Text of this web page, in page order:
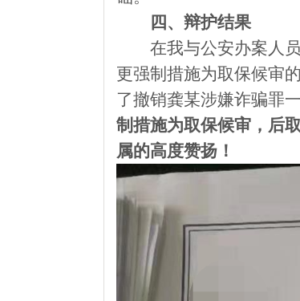
四、辩护结果
在我与公安办案人
更强制措施为取保候审
了撤销龚某涉嫌诈骗罪
制措施为取保候审，后
属的高度赞扬！